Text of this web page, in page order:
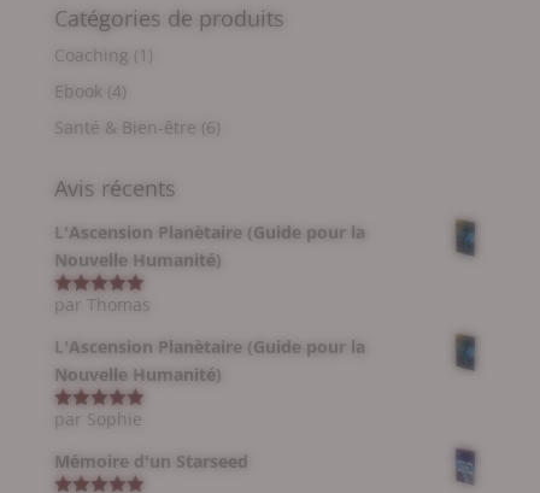
Catégories de produits
Coaching (1)
Ebook (4)
Santé & Bien-être (6)
Avis récents
L'Ascension Planètaire (Guide pour la
Nouvelle Humanité)
Note 5sur
par Thomas
L'Ascension Planètaire (Guide pour la
Nouvelle Humanité)
Note5sur
par Sophie
Mémoire d'un Starseed